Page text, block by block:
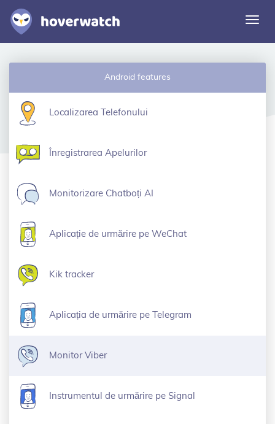
Caracteristici
Autentificare
Android features
Localizarea Telefonului
Înregistrarea Apelurilor
Monitorizare Chatboți AI
Aplicație de urmărire pe WeChat
Kik tracker
Aplicația de urmărire pe Telegram
Monitor Viber
Instrumentul de urmărire pe Signal